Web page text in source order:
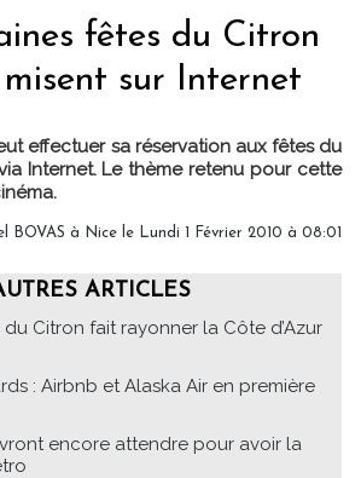
fêtes du Citron
sur Internet
effectuer sa réservation aux fêtes du
Internet. Le thème retenu pour cette
BOVAS à Nice le Lundi 1 Février 2010 à 08:01
ARTICLES
Citron fait rayonner la Côte d’Azur
: Airbnb et Alaska Air en première
encore attendre pour avoir la